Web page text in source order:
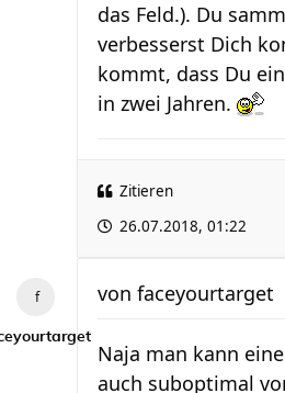
das Feld.). Du
verbesserst Dich
kommt, dass Du
in zwei Jahren.
Zitieren
26.07.2018, 01:22
von faceyourtarget
Naja man kann
auch suboptimal